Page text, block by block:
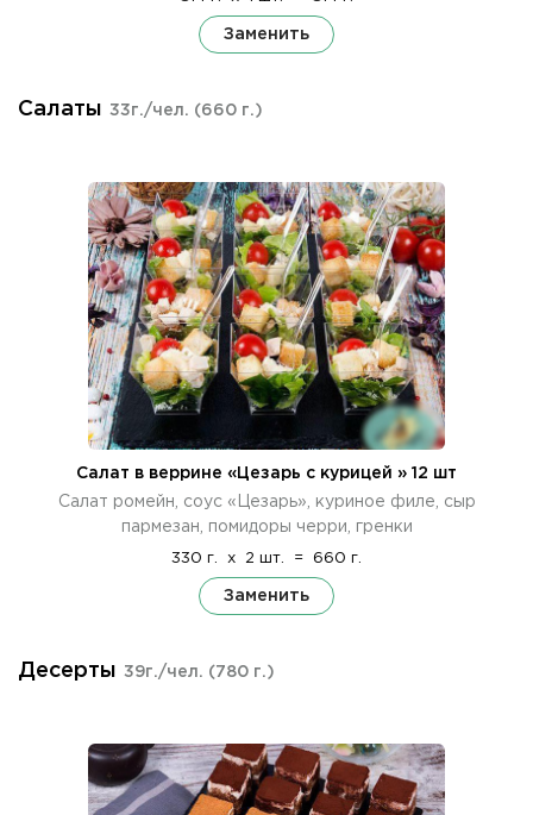
Заменить
Салаты 33г./чел. (660 г.)
Салат в веррине «Цезарь с курицей » 12 шт
Салат ромейн, соус «Цезарь», куриное филе, сыр
пармезан, помидоры черри, гренки
330 г. x 2 шт. = 660 г.
Заменить
Десерты 39г./чел. (780 г.)